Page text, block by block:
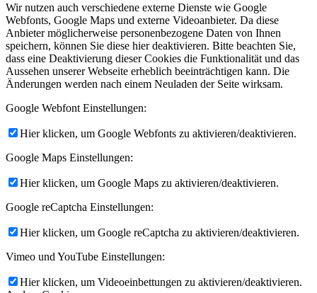
Wir nutzen auch verschiedene externe Dienste wie Google
Webfonts, Google Maps und externe Videoanbieter. Da diese
Anbieter möglicherweise personenbezogene Daten von Ihnen
speichern, können Sie diese hier deaktivieren. Bitte beachten Sie,
dass eine Deaktivierung dieser Cookies die Funktionalität und das
Aussehen unserer Webseite erheblich beeinträchtigen kann. Die
Änderungen werden nach einem Neuladen der Seite wirksam.
Google Webfont Einstellungen:
Hier klicken, um Google Webfonts zu aktivieren/deaktivieren.
Google Maps Einstellungen:
Hier klicken, um Google Maps zu aktivieren/deaktivieren.
Google reCaptcha Einstellungen:
Hier klicken, um Google reCaptcha zu aktivieren/deaktivieren.
Vimeo und YouTube Einstellungen:
Hier klicken, um Videoeinbettungen zu aktivieren/deaktivieren.